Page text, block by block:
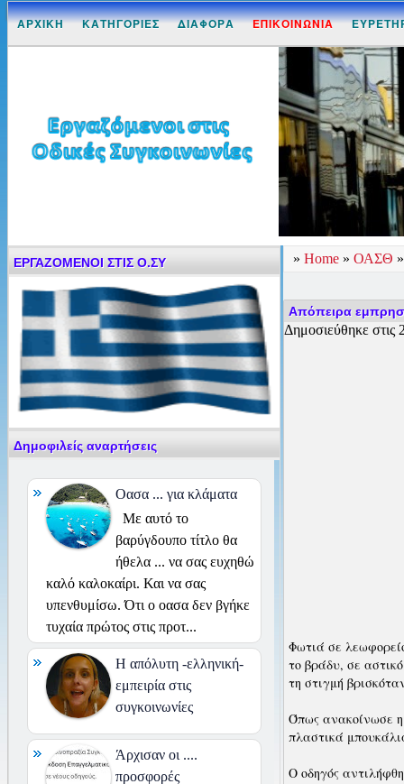
ΑΡΧΙΚΗ ΚΑΤΗΓΟΡΙΕΣ ΔΙΑΦΟΡΑ ΕΠΙΚΟΙΝΩΝΙΑ
» Home » ΟΑΣΘ
Απόπειρα
Δημοσιεύθηκε στις
Φωτιά σε
το βράδυ, σε
τη στιγμή
Όπως ανακοίνωσε
πλαστικά
Ο οδηγός
ΕΡΓΑΖΟΜΕΝΟΙ ΣΤΙΣ Ο.ΣΥ
Δημοφιλείς αναρτήσεις
Οασα ... για κλάματα
Με αυτό το
βαρύγδουπο τίτλο θα
ήθελα ... να σας ευχηθώ
καλό καλοκαίρι. Και να σας
υπενθυμίσω. Ότι ο οασα δεν βγήκε
τυχαία πρώτος στις προτ...
H απόλυτη -ελληνική-
εμπειρία στις
συγκοινωνίες
Άρχισαν οι ....
προσφορές